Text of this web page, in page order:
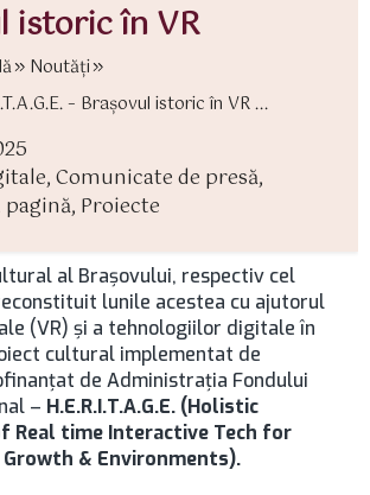
istoric în VR
Noutăți
– Braşovul istoric în VR ...
,Comunicate de presă,
, Proiecte
al Brașovului, respectiv cel
lunile acestea cu ajutorul
(VR) și a tehnologiilor digitale în
cultural implementat de
de Administrația Fondului
– H.E.R.I.T.A.G.E. (Holistic
Real time Interactive Tech for
& Environments).